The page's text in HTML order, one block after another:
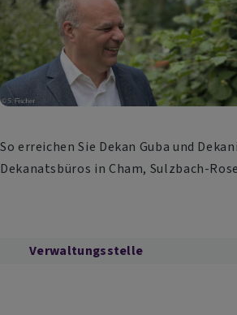
So erreichen Sie Dekan Guba und
Dekanatsbüros in Cham, Sulzbach-
Verwaltungsstelle